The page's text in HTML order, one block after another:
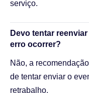
serviço.
Devo tentar
erro ocorrer?
Não, a
de tentar enviar o
retrabalho.